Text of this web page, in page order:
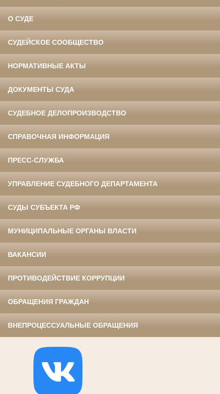
О СУДЕ
СУДЕЙСКОЕ СООБЩЕСТВО
НОРМАТИВНЫЕ АКТЫ
ДОКУМЕНТЫ СУДА
СУДЕБНОЕ ДЕЛОПРОИЗВОДСТВО
СПРАВОЧНАЯ ИНФОРМАЦИЯ
ПРЕСС-СЛУЖБА
УПРАВЛЕНИЕ СУДЕБНОГО ДЕПАРТАМЕНТА
СУДЫ СУБЪЕКТА РФ
МУНИЦИПАЛЬНЫЕ ОРГАНЫ ВЛАСТИ
ВАКАНСИИ
ПРОТИВОДЕЙСТВИЕ КОРРУПЦИИ
ОБРАЩЕНИЯ ГРАЖДАН
ВНЕПРОЦЕССУАЛЬНЫЕ ОБРАЩЕНИЯ